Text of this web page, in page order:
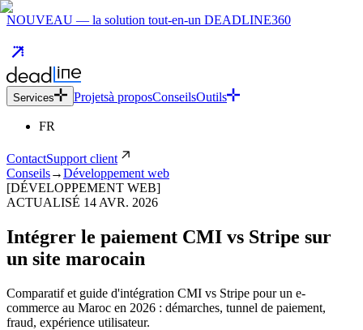
NOUVEAU — la solution tout-en-un DEADLINE360
Services Projetsà proposConseilsOutils
FR
ContactSupport client
Conseils→Développement web
[DÉVELOPPEMENT WEB]
ACTUALISÉ 14 AVR. 2026
Intégrer le paiement CMI vs Stripe sur
un site marocain
Comparatif et guide d'intégration CMI vs Stripe pour un e-
commerce au Maroc en 2026 : démarches, tunnel de paiement,
fraud, expérience utilisateur.